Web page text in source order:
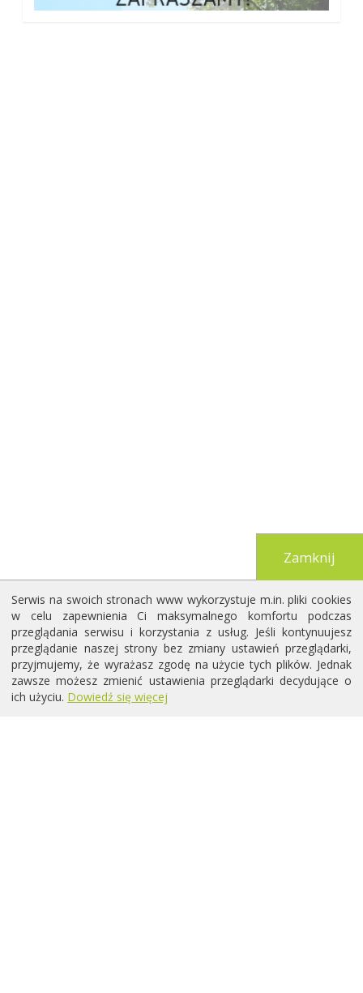
Serwis na swoich stronach www wykorzystuje m.in. pliki cookies
w celu zapewnienia Ci maksymalnego komfortu podczas
przeglądania serwisu i korzystania z usług. Jeśli kontynuujesz
przeglądanie naszej strony bez zmiany ustawień przeglądarki,
przyjmujemy, że wyrażasz zgodę na użycie tych plików. Jednak
zawsze możesz zmienić ustawienia przeglądarki decydujące o
ich użyciu. Dowiedź się więcej
Zamknij